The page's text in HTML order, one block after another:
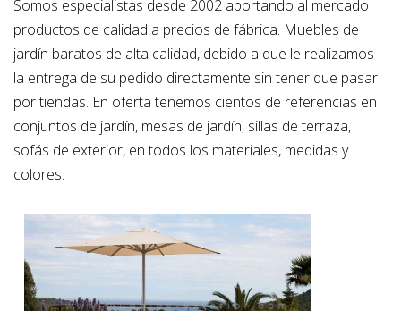
Somos especialistas desde 2002 aportando al mercado
productos de calidad a precios de fábrica. Muebles de
jardín baratos de alta calidad, debido a que le realizamos
la entrega de su pedido directamente sin tener que pasar
por tiendas. En oferta tenemos cientos de referencias en
conjuntos de jardín, mesas de jardín, sillas de terraza,
sofás de exterior, en todos los materiales, medidas y
colores.